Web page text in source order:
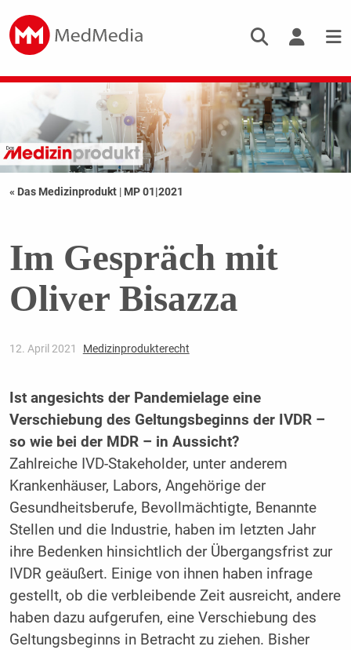
« Das Medizinprodukt | MP 01|2021
Im Gespräch mit
Oliver Bisazza
12. April 2021 Medizinprodukterecht
Ist angesichts der Pandemielage eine
Verschiebung des Geltungsbeginns der IVDR –
so wie bei der MDR – in Aussicht?
Zahlreiche IVD-Stakeholder, unter anderem
Krankenhäuser, Labors, Angehörige der
Gesundheitsberufe, Bevollmächtigte, Benannte
Stellen und die Industrie, haben im letzten Jahr
ihre Bedenken hinsichtlich der Übergangsfrist zur
IVDR geäußert. Einige von ihnen haben infrage
gestellt, ob die verbleibende Zeit ausreicht, andere
haben dazu aufgerufen, eine Verschiebung des
Geltungsbeginns in Betracht zu ziehen. Bisher